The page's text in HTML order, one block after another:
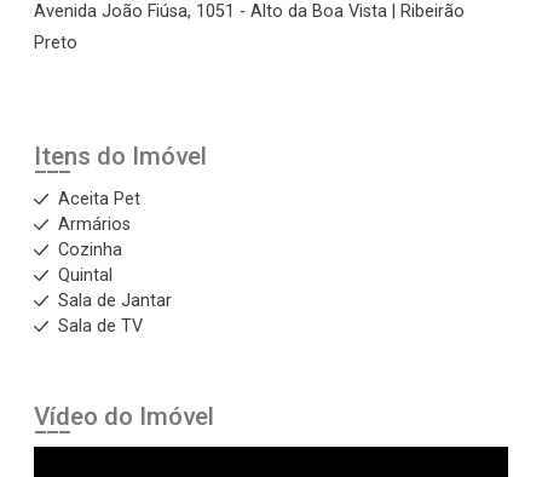
Avenida João Fiúsa, 1051 - Alto da Boa Vista | Ribeirão
Preto
Itens do Imóvel
Aceita Pet
Armários
Cozinha
Quintal
Sala de Jantar
Sala de TV
Vídeo do Imóvel